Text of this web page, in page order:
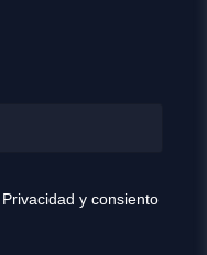
y consiento